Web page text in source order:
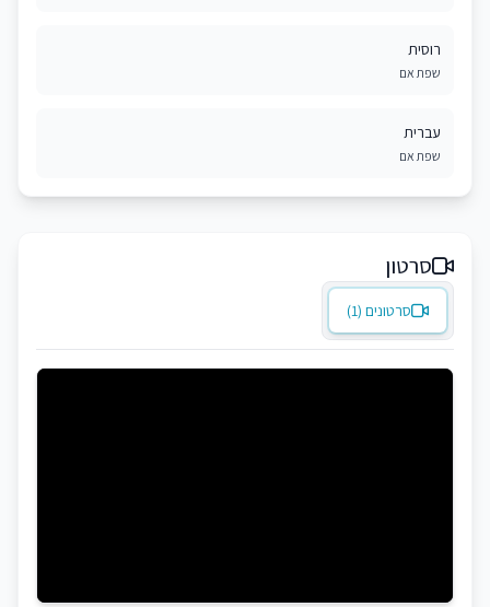
רוסית
שפת אם
עברית
שפת אם
סרטון
סרטונים (1)